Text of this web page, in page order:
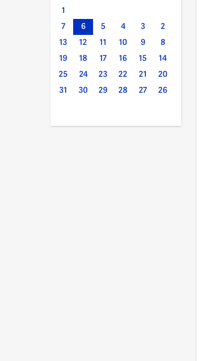
1
2
3
4
5
6
7
8
9
10
11
12
13
14
15
16
17
18
19
20
21
22
23
24
25
26
27
28
29
30
31